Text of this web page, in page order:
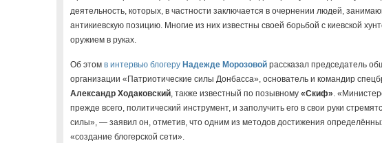
деятельность, которых, в частности заключается в очернении людей,
антикиевскую позицию. Многие из них известны своей борьбой с киевской
оружием в руках.
Об этом в интервью блогеру Надежде Морозовой рассказал председатель
организации «Патриотические силы Донбасса», основатель и командир
Александр Ходаковский, также известный по позывному «Скиф».
прежде всего, политический инструмент, и заполучить его в свои руки
силы», — заявил он, отметив, что одним из методов достижения
«создание блогерской сети».